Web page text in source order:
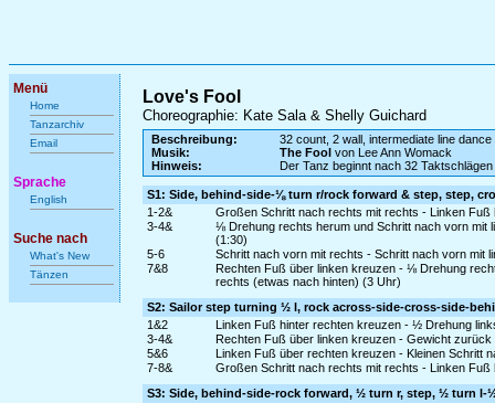
Menü
Home
Tanzarchiv
Email
Sprache
English
Suche nach
What's New
Tänzen
Love's Fool
Choreographie: Kate Sala & Shelly Guichard
Beschreibung:
32 count, 2 wall, intermediate line dance
Musik:
The Foolvon Lee Ann Womack
Hinweis:
Der Tanz beginnt nach 32
S1: Side, behind-side-⅛ turn r/rock forward & step, step,
1-2&
Großen Schritt nach rechts mit rechts - Linken
3-4&
⅛ Drehung rechts herum und Schritt nach vorn mit
(1:30)
5-6
Schritt nach vorn mit rechts - Schritt nach vorn mit
7&8
Rechten Fuß über linken kreuzen - ⅛ Drehung
rechts (etwas nach hinten) (3 Uhr)
S2: Sailor step turning ½ l, rock across-side-cross-side-
1&2
Linken Fuß hinter rechten kreuzen - ½ Drehung
3-4&
Rechten Fuß über linken kreuzen - Gewicht
5&6
Linken Fuß über rechten kreuzen - Kleinen Schritt
7-8&
Großen Schritt nach rechts mit rechts - Linken
S3: Side, behind-side-rock forward, ½ turn r, step, ½ turn l-